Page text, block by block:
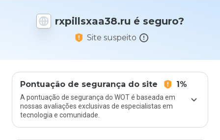
rxpillsxaa38.ru é seguro?
Site suspeito
Pontuação de segurança do site 1%
A pontuação de segurança do WOT é baseada em
nossas avaliações exclusivas de especialistas em
tecnologia e comunidade.